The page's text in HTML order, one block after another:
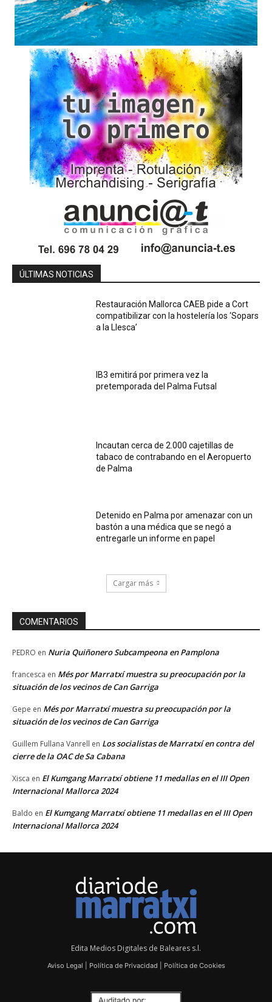
ÚLTIMAS NOTICIAS
Restauración Mallorca CAEB pide a Cort
compatibilizar con la hostelería los ‘Sopars
a la Llesca’
IB3 emitirá por primera vez la
pretemporada del Palma Futsal
Incautan cerca de 2.000 cajetillas de
tabaco de contrabando en el Aeropuerto
de Palma
Detenido en Palma por amenazar con un
bastón a una médica que se negó a
entregarle un informe en papel
Cargar más
COMENTARIOS
PEDRO en Nuria Quiñonero Subcampeona en Pamplona
francesca en Més por Marratxí muestra su preocupación por la
situación de los vecinos de Can Garriga
Gepe en Més por Marratxí muestra su preocupación por la
situación de los vecinos de Can Garriga
Guillem Fullana Vanrell en Los socialistas de Marratxí en contra del
cierre de la OAC de Sa Cabana
Xisca en El Kumgang Marratxí obtiene 11 medallas en el III Open
Internacional Mallorca 2024
Baldo en El Kumgang Marratxí obtiene 11 medallas en el III Open
Internacional Mallorca 2024
Edita Medios Digitales de Baleares s.l.
Aviso Legal Política de Privacidad Política de Cookies